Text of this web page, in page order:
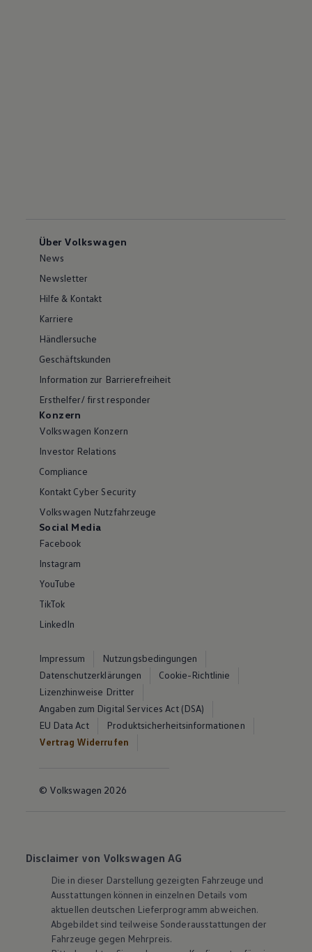
Über Volkswagen
News
Newsletter
Hilfe & Kontakt
Karriere
Händlersuche
Geschäftskunden
Information zur Barrierefreiheit
Ersthelfer/ first responder
Konzern
Volkswagen Konzern
Investor Relations
Compliance
Kontakt Cyber Security
Volkswagen Nutzfahrzeuge
Social Media
Facebook
Instagram
YouTube
TikTok
LinkedIn
Impressum
Nutzungsbedingungen
Datenschutzerklärungen
Cookie-Richtlinie
Lizenzhinweise Dritter
Angaben zum Digital Services Act (DSA)
EU Data Act
Produktsicherheitsinformationen
Vertrag Widerrufen
© Volkswagen 2026
Disclaimer von Volkswagen AG
Die in dieser Darstellung gezeigten Fahrzeuge und
Ausstattungen können in einzelnen Details vom
aktuellen deutschen Lieferprogramm abweichen.
Abgebildet sind teilweise Sonderausstattungen der
Fahrzeuge gegen Mehrpreis.